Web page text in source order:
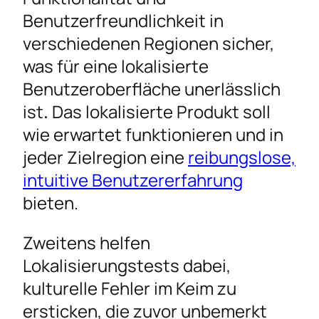
Benutzerfreundlichkeit in
verschiedenen Regionen sicher,
was für eine lokalisierte
Benutzeroberfläche unerlässlich
ist. Das lokalisierte Produkt soll
wie erwartet funktionieren und in
jeder Zielregion eine reibungslose,
intuitive Benutzererfahrung
bieten.
Zweitens helfen
Lokalisierungstests dabei,
kulturelle Fehler im Keim zu
ersticken, die zuvor unbemerkt